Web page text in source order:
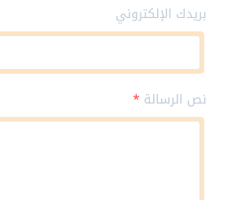
بريدك الإلكتروني
نص الرسالة *